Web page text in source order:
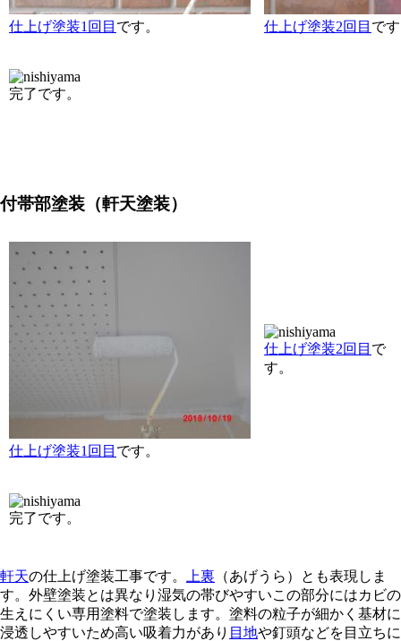
仕上げ塗装1回目 です。 仕上げ塗装2回目 で
完了です。
付帯部塗装（軒天塗装）
仕上げ塗装1回目 です。
仕上げ塗装2回目 で
す。
完了です。
軒天の仕上げ塗装工事です。 上裏 （あげうら）とも表現しま
す。外壁塗装とは異なり湿気の帯びやすいこの部分にはカビの
生えにくい専用塗料で塗装します。塗料の粒子が細かく基材に
浸透しやすいため高い吸着力があり 目地や釘頭などを目立ちに